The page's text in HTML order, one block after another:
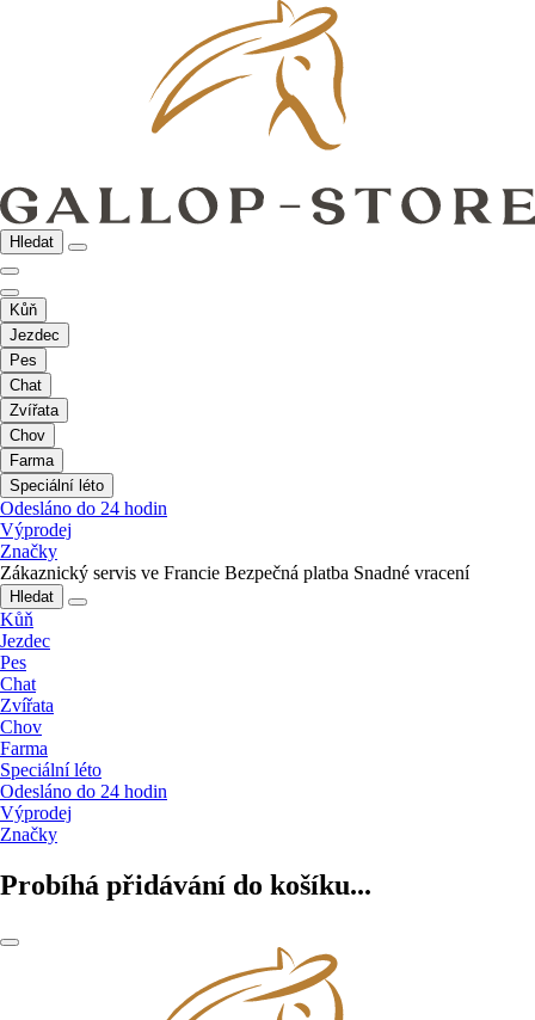
Hledat
Kůň
Jezdec
Pes
Chat
Zvířata
Chov
Farma
Speciální léto
Odesláno do 24 hodin
Výprodej
Značky
Zákaznický servis ve Francie Bezpečná platba Snadné vracení
Hledat
Kůň
Jezdec
Pes
Chat
Zvířata
Chov
Farma
Speciální léto
Odesláno do 24 hodin
Výprodej
Značky
Probíhá přidávání do košíku...